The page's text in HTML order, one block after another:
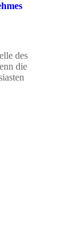
des
die